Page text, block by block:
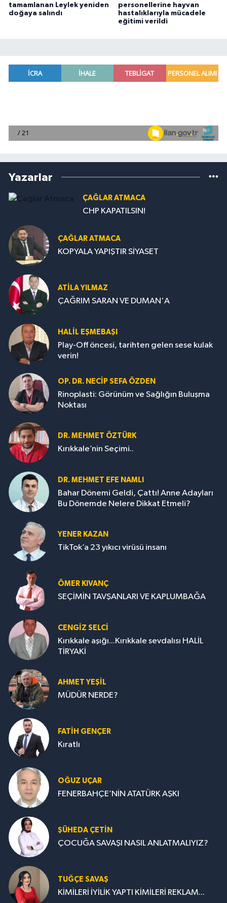
tamamlanan Leylek yeniden
doğaya salındı
personellerine hayvan
hastalıklarıyla mücadele
eğitimi verildi
Yazarlar
ÇAĞLAR ATMACA
CHP KAPATILSIN!
ÇAĞLAR ATMACA
KOPYALA YAPIŞTIR SİYASET
ATILA YILMAZ
ÇAĞRIM SARAN VE DUMAN'A
HALIL EŞMEBAŞI
Play-Off öncesi, tarihten gelen sese kulak
verin!
OP. DR. NECIP SEFA ÖZDEN
Rinoplasti: Görünüm ve Sağlığın Buluşma
Noktası
DR. MEHMET ÖZTÜRK
Kırıkkale’nin Seçimi..
DR. MEHMET EFE NAMLI
Bahar Dönemi Geldi, Çattı! Anne Adayları
Bu Dönemde Nelere Dikkat Etmeli?
YENER KAZAN
TikTok’a 23 yıkıcı virüsü insanı
ÖMER KIVANÇ
SEÇİMİN TAVŞANLARI VE KAPLUMBAĞA
CENGİZ SELCİ
Kırıkkale aşığı...Kırıkkale sevdalısı HALİL
TİRYAKİ
AHMET YEŞİL
MÜDÜR NERDE?
FATIH GENÇER
Kıratlı
OĞUZ UÇAR
FENERBAHÇE’NİN ATATÜRK AŞKI
ŞÜHEDA ÇETİN
ÇOCUĞA SAVAŞI NASIL ANLATMALIYIZ?
TUĞÇE SAVAŞ
KİMİLERİ İYİLİK YAPTI KİMİLERİ REKLAM...